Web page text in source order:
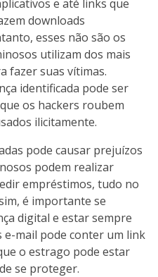
e até links que
downloads
esses não são os
utilizam dos mais
fazer suas vítimas.
identificada pode ser
os hackers roubem
ilicitamente.
pode causar prejuízos
podem realizar
empréstimos, tudo no
é importante se
digital e estar sempre
e-mail pode conter um link
o estrago pode estar
se proteger.